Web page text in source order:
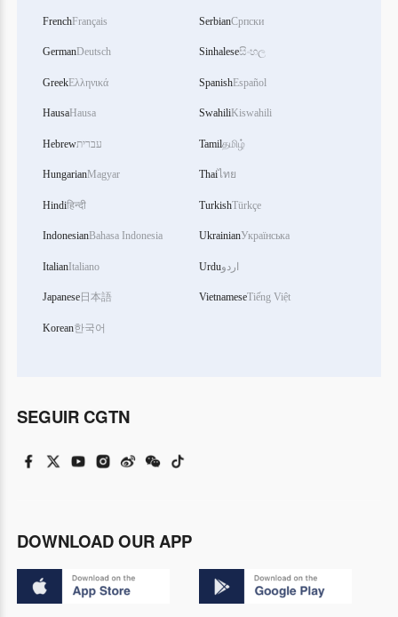
FrenchFrançais
GermanDeutsch
GreekΕλληνικά
HausaHausa
Hebrewעברית
HungarianMagyar
Hindiहिन्दी
IndonesianBahasa Indonesia
ItalianItaliano
Japanese日本語
Korean한국어
SerbianСрпски
Sinhaleseසිංහල
SpanishEspañol
SwahiliKiswahili
Tamilதமிழ்
Thaiไทย
TurkishTürkçe
UkrainianУкраїнська
Urduاردو
VietnameseTiếng Việt
SEGUIR CGTN
DOWNLOAD OUR APP